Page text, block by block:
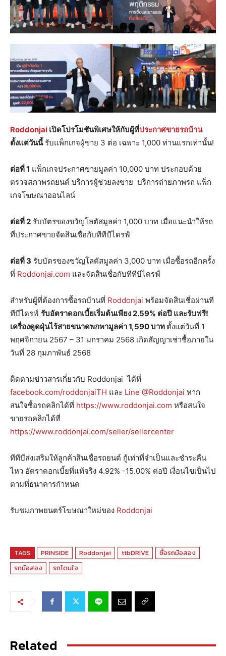
Roddonjai เปิดโปรโมชันพิเศษให้กับผู้ที่ประกาศขายรถบ้าน
ตั้งแต่วันนี้รับแพ็กเกจผู้ขาย 3 ต่อ เฉพาะ 1,000 ท่านแรกเท่านั้น!
ต่อที่1 แพ็กเกจประกาศขายมูลค่า 10,000 บาท ประกอบด้วย
ตรวจสภาพรถยนต์ บริการผู้ช่วยลงขาย บริการถ่ายภาพรถ แพ็ก
เกจโฆษณาออนไลน์
ต่อที่2 รับบัตรของขวัญโลตัสมูลค่า 1,000 บาท เมื่อแนะนำให้รถ
ที่ประกาศขายจัดสินเชื่อกับทีทีบีไดรฟ์
ต่อที่ 3 รับบัตรของขวัญโลตัสมูลค่า 3,000 บาท เมื่อซื้อรถอีกครั้ง
ที่ Roddonjai.com และจัดสินเชื่อกับทีทีบีไดรฟ์
สำหรับผู้ที่ต้องการซื้อรถบ้านที่ Roddonjai พร้อมจัดสินเชื่อผ่านที
ทีบีไดรฟ์ รับอัตราดอกเบี้ยเริ่มต้นเพียง2.59% ต่อปี และรับฟรี!
เครื่องดูดฝุ่นไร้สายขนาดพกพามูลค่า 1,590 บาท ตั้งแต่วันที่ 1
พฤศจิกายน 2567 – 31 มกราคม 2568 เกิดสัญญาเช่าซื้อภายใน
วันที่ 28 กุมภาพันธ์ 2568
ติดตามข่าวสารเกี่ยวกับ Roddonjai ได้ที่
facebook.com/roddonjaiTH และ Line @Roddonjai หาก
สนใจซื้อรถคลิกได้ที่ https://www.roddonjai.com หรือสนใจ
ขายรถคลิกได้ที่
https://www.roddonjai.com/seller/sellercenter
ทีทีบีส่งเสริมให้ลูกค้าสินเชื่อรถยนต์ กู้เท่าที่จำเป็นและชำระคืน
ไหว อัตราดอกเบี้ยที่แท้จริง 4.92% -15.00% ต่อปี เงื่อนไขเป็นไป
ตามที่ธนาคารกำหนด
รับชมภาพยนตร์โฆษณาใหม่ของ Roddonjai
TAGS PRINSIDE Roddonjai ttbDRIVE
ซื้อรถมือสอง
รถมือสอง
รถโดนใจ
Related